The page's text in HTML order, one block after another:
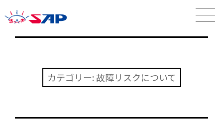
カテゴリー: 故障リスクについて